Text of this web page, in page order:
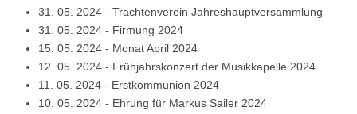
31. 05. 2024 - Trachtenverein Jahreshauptversammlung
31. 05. 2024 - Firmung 2024
15. 05. 2024 - Monat April 2024
12. 05. 2024 - Frühjahrskonzert der Musikkapelle 2024
11. 05. 2024 - Erstkommunion 2024
10. 05. 2024 - Ehrung für Markus Sailer 2024